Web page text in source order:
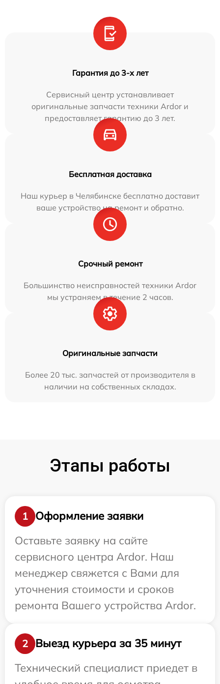
Гарантия до 3-х лет
Сервисный центр устанавливает
оригинальные запчасти техники Ardor и
предоставляет гарантию до 3 лет.
Бесплатная доставка
Наш курьер в Челябинске бесплатно доставит
ваше устройство на ремонт и обратно.
Срочный ремонт
Большинство неисправностей техники Ardor
мы устраняем в течение 2 часов.
Оригинальные запчасти
Более 20 тыс. запчастей от производителя в
наличии на собственных складах.
Этапы работы
1
Оформление заявки
Оставьте заявку на сайте
сервисного центра Ardor. Наш
менеджер свяжется с Вами для
уточнения стоимости и сроков
ремонта Вашего устройства Ardor.
2
Выезд курьера за 35 минут
Технический специалист приедет в